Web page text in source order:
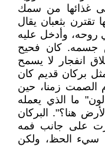
غذائها من سمك
تقترن بثعبان يقال
روحه، وأدخل عليه
جسمه. كان فحيح
انفجار لا يسمح
بركان قديم كان
الصمت زمنا، حين
ما الذي يعمله
هنا؟". البركان
على جانب فمه
سيء الحظ، ولكن